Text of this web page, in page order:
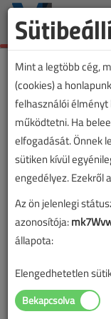
Mint a legtöbb cég,
(cookies) a
felhasználói
működtetni. Ha
elfogadását. Önnek
sütiken kívül
engedélyez. Ezekről
Az ön jelenlegi
azonosítója:
állapota:
Elengedhetetlen